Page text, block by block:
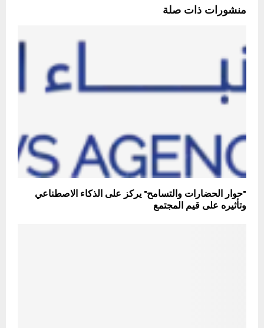
منشورات ذات صلة
"حوار الحضارات والتسامح" يركز على الذكاء الاصطناعي
وتأثيره على قيم المجتمع